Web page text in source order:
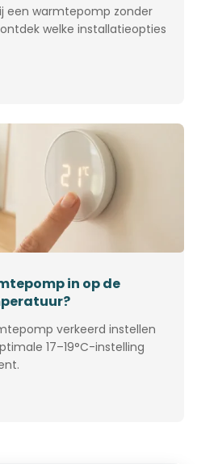
een warmtepomp zonder
welke installatieopties
in op de
verkeerd instellen
17–19°C-instelling